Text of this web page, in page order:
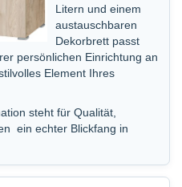
Litern und einem
austauschbaren
Dekorbrett passt
persönlichen Einrichtung an
Element Ihres
steht für Qualität,
 ein echter Blickfang in